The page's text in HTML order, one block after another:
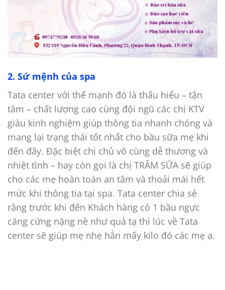
2. Sứ mệnh của spa
Tata center với thế mạnh đó là thấu hiểu – tận
tâm – chất lượng cao cùng đội ngũ các chị KTV
giàu kinh nghiệm giúp thông tia nhanh chóng và
mang lại trạng thái tốt nhất cho bầu sữa mẹ khi
đến đây. Đặc biệt chị chủ vô cùng dễ thương và
nhiệt tình – hay còn gọi là chị TRÂM SỮA sẽ giúp
cho các mẹ hoàn toàn an tâm và thoải mái hết
mức khi thông tia tại spa. Tata center chia sẻ
rằng trước khi đến Khách hàng có 1 bầu ngực
căng cứng nặng nề như quả tạ thì lúc về Tata
center sẽ giúp mẹ nhẹ hẳn mấy kilo đó các mẹ ạ.